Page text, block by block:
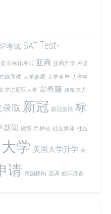
考试 SAT Test-
求标化考试 亚裔 亚裔升学 冲击
线面试 大学参观 大学名单 大学申
夕法尼亚大学 常春藤 康奈尔大
取 新冠 新冠疫情 标
新闻 疫情 目标校 社交媒体 社区
学 美国大学升学 美
请 美国移民 选课 面试准备